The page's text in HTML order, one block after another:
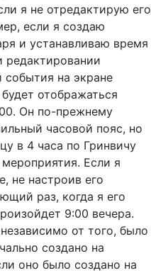
я не отредактирую его
если я создаю
и устанавливаю время
редактировании
события на экране
отображаться
Он по-прежнему
часовой пояс, но
в 4 часа по Гринвичу
Если я
не настроив его
раз, когда я его
9:00 вечера.
от того, было
создано на
оно было создано на